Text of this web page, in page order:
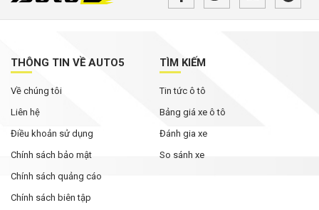
của Honda tại Mỹ
THÔNG TIN VỀ AUTO5
Về chúng tôi
Liên hệ
Điều khoản sử dụng
Chính sách bảo mật
Chính sách quảng cáo
Chính sách biên tập
TÌM KIẾM
Tin tức ô tô
Bảng giá xe ô tô
Đánh gia xe
So sánh xe